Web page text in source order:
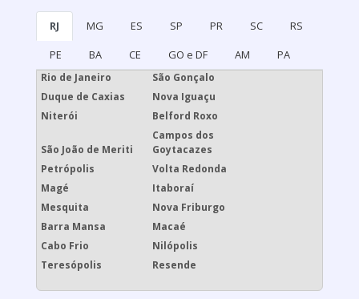
RJ MG ES SP PR SC
RS
PE
BA CE GO e DF AM PA
Rio de Janeiro
São Gonçalo
Duque de Caxias
Nova Iguaçu
Niterói
Belford Roxo
São João de Meriti
Campos dos
Goytacazes
Petrópolis
Volta Redonda
Magé
Itaboraí
Mesquita
Nova Friburgo
Barra Mansa
Macaé
Cabo Frio
Nilópolis
Teresópolis
Resende